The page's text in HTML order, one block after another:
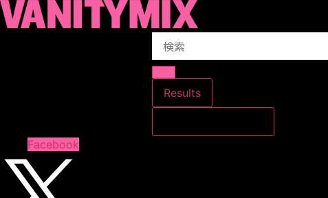
コ
ン
プ
Search
Results
Facebook